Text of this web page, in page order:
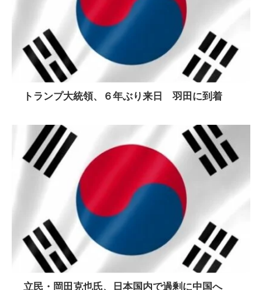
トランプ大統領、６年ぶり来日 羽田に到着
立民・岡田克也氏、日本国内で過剰に中国へ